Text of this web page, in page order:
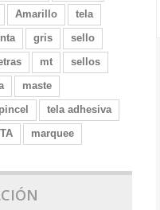
Amarillo
tela
gris
sello
mt
sellos
maste
pincel
tela adhesiva
marquee